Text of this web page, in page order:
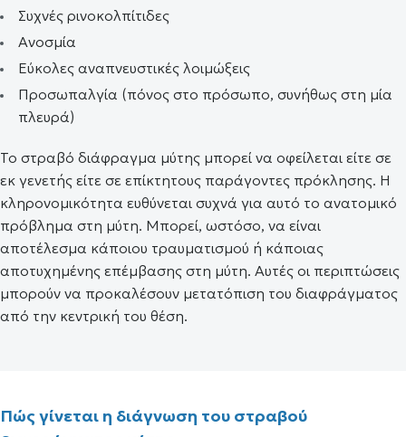
Συχνές ρινοκολπίτιδες
Ανοσμία
Εύκολες αναπνευστικές λοιμώξεις
Προσωπαλγία (πόνος στο πρόσωπο, συνήθως στη μία
πλευρά)
Το στραβό διάφραγμα μύτης μπορεί να οφείλεται είτε σε
εκ γενετής είτε σε επίκτητους παράγοντες πρόκλησης. Η
κληρονομικότητα ευθύνεται συχνά για αυτό το ανατομικό
πρόβλημα στη μύτη. Μπορεί, ωστόσο, να είναι
αποτέλεσμα κάποιου τραυματισμού ή κάποιας
αποτυχημένης επέμβασης στη μύτη. Αυτές οι περιπτώσεις
μπορούν να προκαλέσουν μετατόπιση του διαφράγματος
από την κεντρική του θέση.
Πώς γίνεται η διάγνωση του στραβού